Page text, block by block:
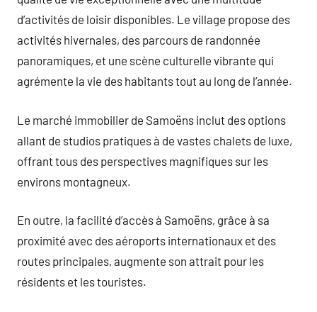
d’activités de loisir disponibles. Le village propose des
activités hivernales, des parcours de randonnée
panoramiques, et une scène culturelle vibrante qui
agrémente la vie des habitants tout au long de l’année.
Le marché immobilier de Samoëns inclut des options
allant de studios pratiques à de vastes chalets de luxe,
offrant tous des perspectives magnifiques sur les
environs montagneux.
En outre, la facilité d’accès à Samoëns, grâce à sa
proximité avec des aéroports internationaux et des
routes principales, augmente son attrait pour les
résidents et les touristes.